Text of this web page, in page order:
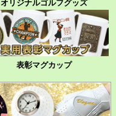
オリジナルゴルフグッズ
表彰マグカップ